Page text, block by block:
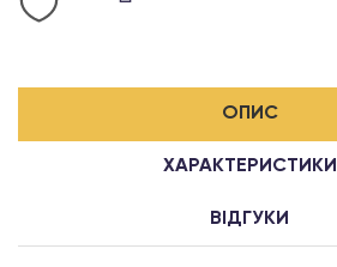
ОПИС
ХАРАКТЕРИСТИКИ
ВІДГУКИ